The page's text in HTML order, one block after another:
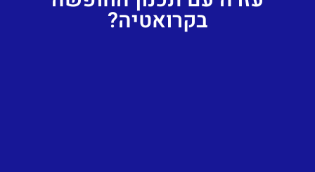
בקרואטיה?